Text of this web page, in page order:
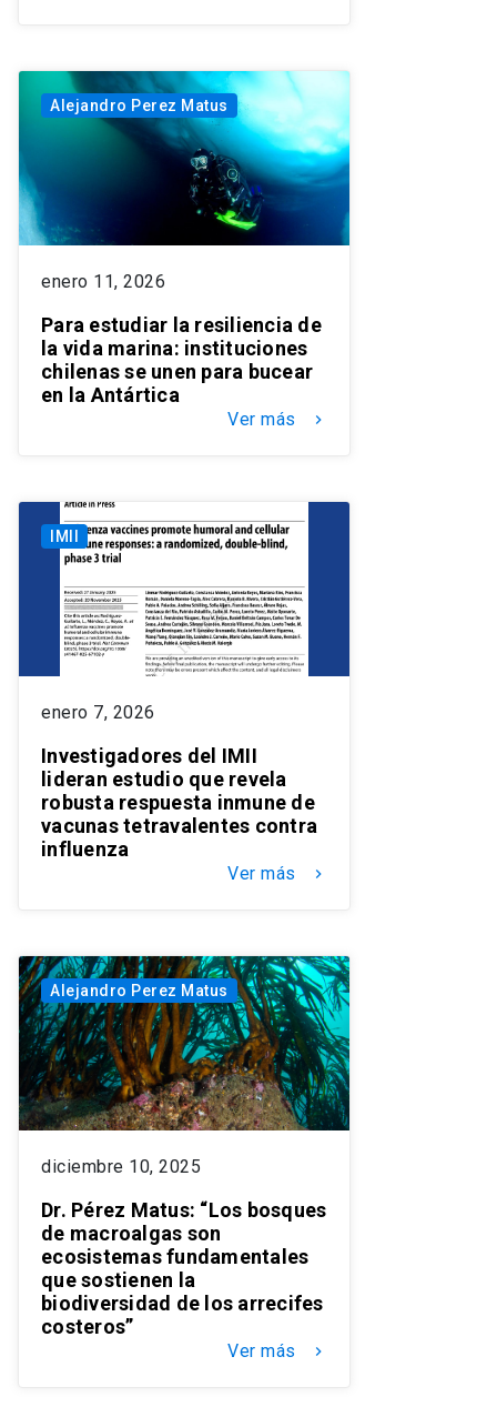
Alejandro Perez Matus
enero 11, 2026
Para estudiar la resiliencia de
la vida marina: instituciones
chilenas se unen para bucear
en la Antártica
Ver más keyboard_arrow_right
IMII
enero 7, 2026
Investigadores del IMII
lideran estudio que revela
robusta respuesta inmune de
vacunas tetravalentes contra
influenza
Ver más keyboard_arrow_right
Alejandro Perez Matus
diciembre 10, 2025
Dr. Pérez Matus: “Los bosques
de macroalgas son
ecosistemas fundamentales
que sostienen la
biodiversidad de los arrecifes
costeros”
Ver más keyboard_arrow_right